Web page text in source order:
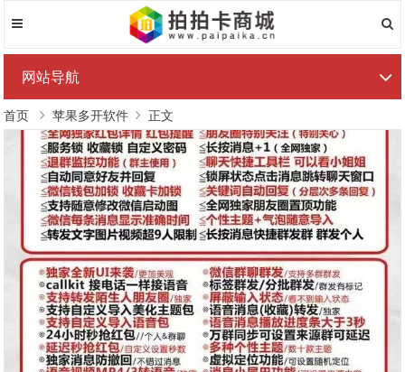
网站导航
首页 苹果多开软件 正文